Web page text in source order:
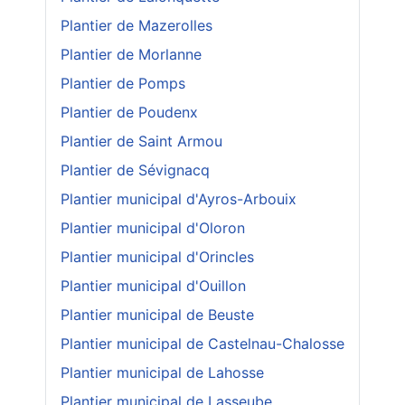
Plantier de Mazerolles
Plantier de Morlanne
Plantier de Pomps
Plantier de Poudenx
Plantier de Saint Armou
Plantier de Sévignacq
Plantier municipal d'Ayros-Arbouix
Plantier municipal d'Oloron
Plantier municipal d'Orincles
Plantier municipal d'Ouillon
Plantier municipal de Beuste
Plantier municipal de Castelnau-Chalosse
Plantier municipal de Lahosse